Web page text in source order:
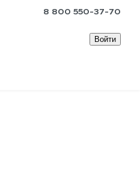
8 800 550-37-70
Войти